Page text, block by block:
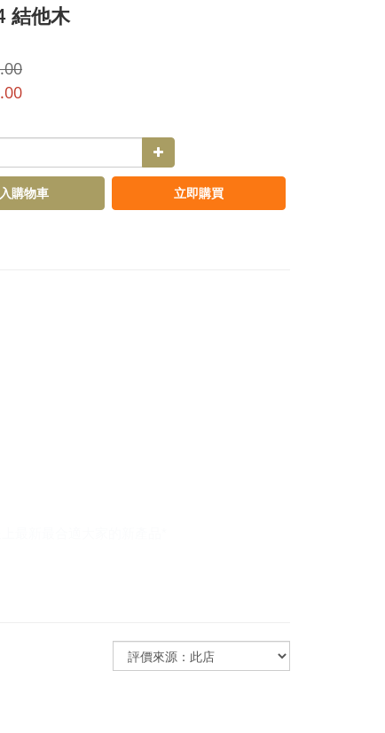
結他木
購物車 立即購買